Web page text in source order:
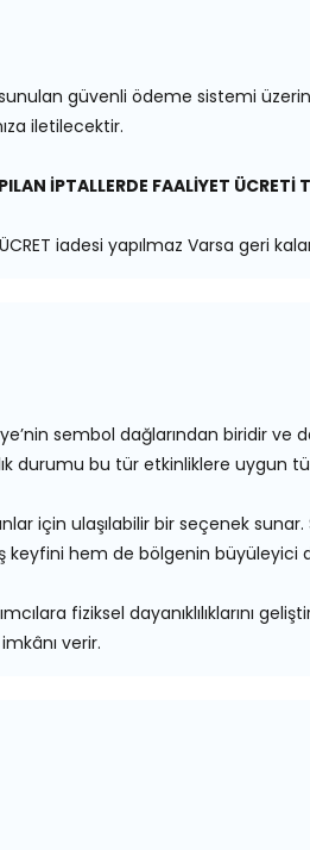
sunulan güvenli ödeme sistemi
iletilecektir.
İPTALLERDE FAALİYET ÜCRETİ
iadesi yapılmaz Varsa geri
sembol dağlarından biridir ve
durumu bu tür etkinliklere uygun
için ulaşılabilir bir seçenek
hem de bölgenin büyüleyici
fiziksel dayanıklılıklarını
verir.